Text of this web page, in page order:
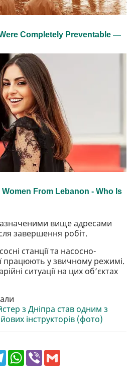
вище адресами
завершення робіт.
станції та насосно-
працюють у звичному режимі.
ситуації на цих об’єктах
з Дніпра став одним з
інструкторів (фото)
T
e
W
h
V